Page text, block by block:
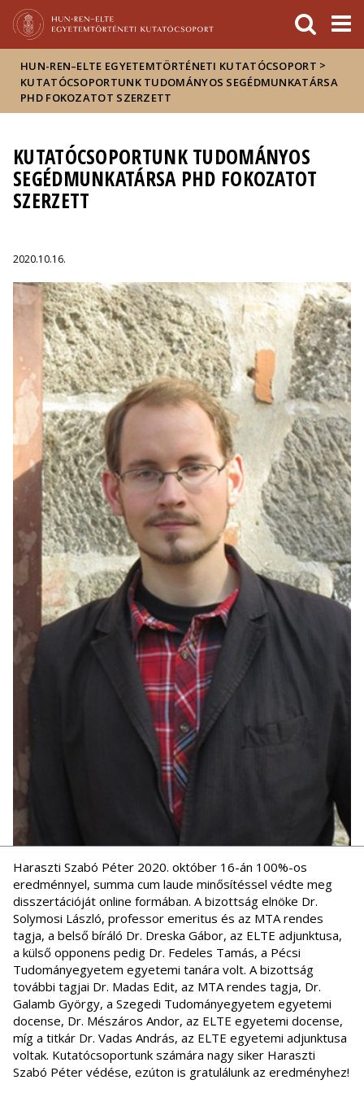
sajtóban
HUN-REN–ELTE EGYETEMTÖRTÉNETI KUTATÓCSOPORT >
KUTATÓCSOPORTUNK TUDOMÁNYOS SEGÉDMUNKATÁRSA
PHD FOKOZATOT SZERZETT
KUTATÓCSOPORTUNK TUDOMÁNYOS
SEGÉDMUNKATÁRSA PHD FOKOZATOT
SZERZETT
2020.10.16.
Haraszti Szabó Péter 2020. október 16-án 100%-os
eredménnyel, summa cum laude minősítéssel védte meg
disszertációját online formában. A bizottság elnöke Dr.
Solymosi László, professor emeritus és az MTA rendes
tagja, a belső bíráló Dr. Dreska Gábor, az ELTE adjunktusa,
a külső opponens pedig Dr. Fedeles Tamás, a Pécsi
Tudományegyetem egyetemi tanára volt. A bizottság
további tagjai Dr. Madas Edit, az MTA rendes tagja, Dr.
Galamb György, a Szegedi Tudományegyetem egyetemi
docense, Dr. Mészáros Andor, az ELTE egyetemi docense,
míg a titkár Dr. Vadas András, az ELTE egyetemi adjunktusa
voltak. Kutatócsoportunk számára nagy siker Haraszti
Szabó Péter védése, ezúton is gratulálunk az eredményhez!